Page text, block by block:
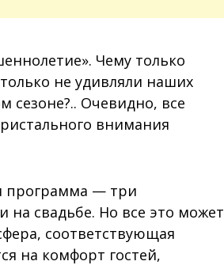
Чему только
не удивляли наших
сезоне?.. Очевидно, все
внимания
программа — три
свадьбе. Но все это может
соответствующая
на комфорт гостей,